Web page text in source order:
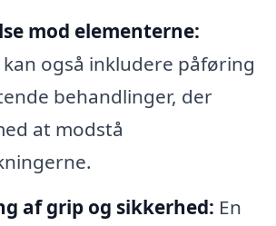
mod elementerne:
kan også inkludere påføring
behandlinger, der
at modstå
af grip og sikkerhed: En